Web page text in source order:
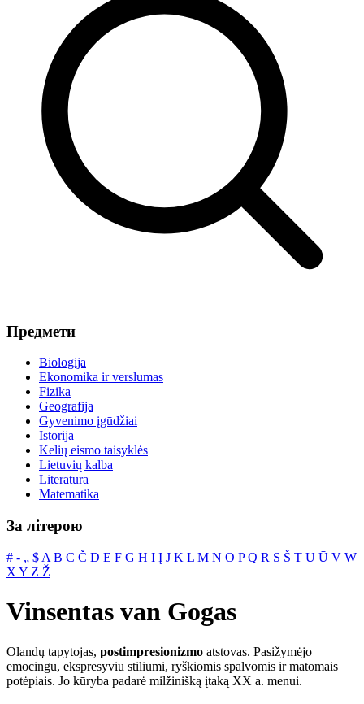
Предмети
Biologija
Ekonomika ir verslumas
Fizika
Geografija
Gyvenimo įgūdžiai
Istorija
Kelių eismo taisyklės
Lietuvių kalba
Literatūra
Matematika
За літерою
# ‐ „ $ A B C Č D E F G H I Į J K L M N O PQ R S Š T U Ū V W
X Y Z Ž
Vinsentas van Gogas
Olandų tapytojas, postimpresionizmo atstovas. Pasižymėjo
emocingu, ekspresyviu stiliumi, ryškiomis spalvomis ir matomais
potėpiais. Jo kūryba padarė milžinišką įtaką XX a. menui.